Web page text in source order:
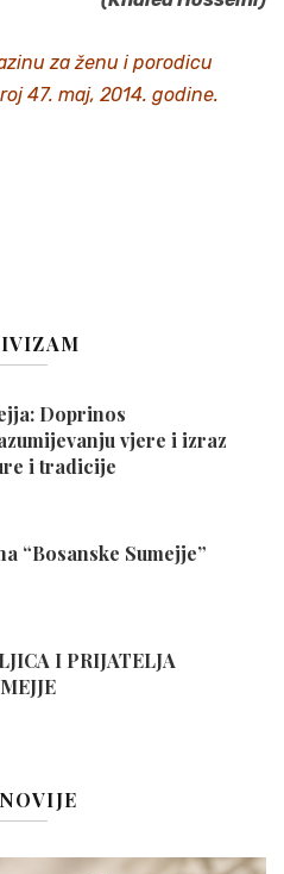
za ženu i porodicu
47. maj, 2014. godine.
Doprinos
vjere i izraz
i tradicije
“Bosanske Sumejje”
I PRIJATELJA